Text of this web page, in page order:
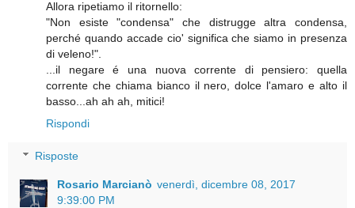
Allora ripetiamo il ritornello:
"Non esiste "condensa" che distrugge altra condensa,
perché quando accade cio' significa che siamo in presenza
di veleno!".
...il negare é una nuova corrente di pensiero: quella
corrente che chiama bianco il nero, dolce l'amaro e alto il
basso...ah ah ah, mitici!
Rispondi
Risposte
Rosario Marcianò venerdì, dicembre 08, 2017
9:39:00 PM